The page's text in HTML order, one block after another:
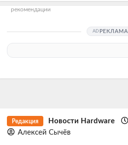
рекомендации
РЕКЛАМА
Редакция Новости Hardware
Алексей Сычёв